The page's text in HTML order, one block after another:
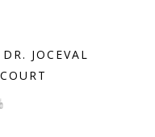
JOCEVAL